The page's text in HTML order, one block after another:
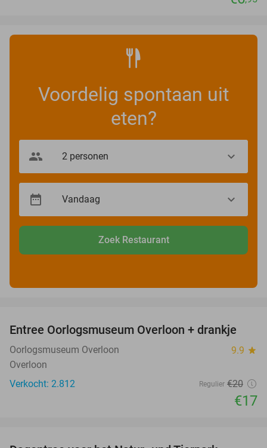
Voordelig spontaan uit
eten?
Zoek Restaurant
15%
Entree Oorlogsmuseum Overloon + drankje
Oorlogsmuseum Overloon 9.9 star
Overloon
Verkocht: 2.812
Regulier €20
€17